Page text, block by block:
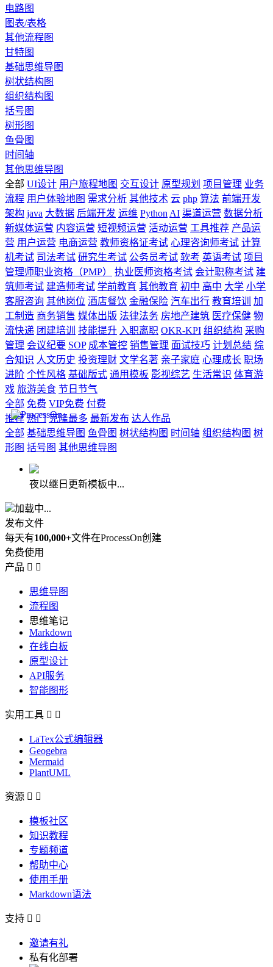
电路图
图表/表格
其他流程图
甘特图
基础思维导图
树状结构图
组织结构图
括号图
树形图
鱼骨图
时间轴
其他思维导图
全部 UI设计 用户旅程地图 交互设计 原型规划 项目管理 业务
流程 用户体验地图 需求分析 其他技术 云 php 算法 前端开发
架构 java 大数据 后端开发 运维 Python AI 渠道运营 数据分析
新媒体运营 内容运营 短视频运营 活动运营 工具推荐 产品运
营 用户运营 电商运营 教师资格证考试 心理咨询师考试 计算
机考试 司法考试 研究生考试 公务员考试 软考 英语考试 项目
管理师职业资格（PMP）
执业医师资格考试 会计职称考试 建
筑师考试 建造师考试 学前教育 其他教育 初中 高中 大学 小学
客服咨询 其他岗位 酒店餐饮 金融保险 汽车出行 教育培训
加
工制造 商务销售 媒体出版 法律法务 房地产建筑 医疗保健 物
流快递 团建培训 技能提升 入职离职 OKR-KPI 组织结构 采购
管理 会议纪要 SOP 成本管控 销售管理 面试技巧 计划总结 综
合知识 人文历史 投资理财 文学名著 亲子家庭 心理成长 职场
进阶 个性风格 基础版式 通用模板 影视综艺 生活常识 体育游
戏 旅游美食 节日节气
全部 免费 VIP免费 付费
推荐 热门 克隆最多 最新发布 达人作品
全部 基础思维导图 鱼骨图 树状结构图 时间轴 组织结构图 树
形图 括号图 其他思维导图
夜以继日更新模板中...
加载中...
发布文件
每天有100,000+文件在ProcessOn创建
免费使用
产品  
思维导图
流程图
思维笔记
Markdown
在线白板
原型设计
API服务
智能图形
实用工具  
LaTex公式编辑器
Geogebra
Mermaid
PlantUML
资源  
模板社区
知识教程
专题频道
帮助中心
使用手册
Markdown语法
支持  
邀请有礼
私有化部署